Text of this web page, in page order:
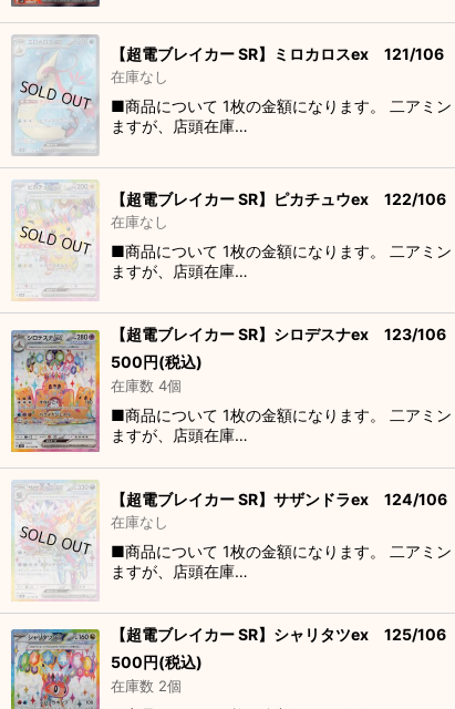
【超電ブレイカー SR】ミロカロスex 121/106
在庫なし
■商品について 1枚の金額になります。 二アミ
ますが、店頭在庫…
【超電ブレイカー SR】ピカチュウex 122/106
在庫なし
■商品について 1枚の金額になります。 二アミ
ますが、店頭在庫…
【超電ブレイカー SR】シロデスナex 123/106
500円(税込)
在庫数 4個
■商品について 1枚の金額になります。 二アミ
ますが、店頭在庫…
【超電ブレイカー SR】サザンドラex 124/106
在庫なし
■商品について 1枚の金額になります。 二アミ
ますが、店頭在庫…
【超電ブレイカー SR】シャリタツex 125/106
500円(税込)
在庫数 2個